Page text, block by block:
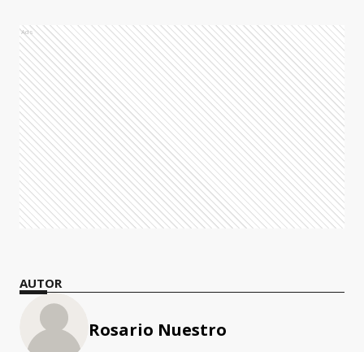
Ads
AUTOR
Rosario Nuestro